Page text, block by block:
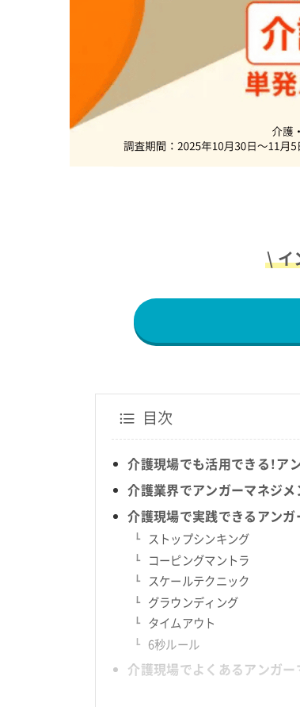
\ イ
目次
介護現場でも活用できる！ア
介護業界でアンガーマネジ
介護現場で実践できるアン
ストップシンキング
コーピングマントラ
スケールテクニック
グラウンディング
タイムアウト
6秒ルール
介護現場でよくあるアンガー